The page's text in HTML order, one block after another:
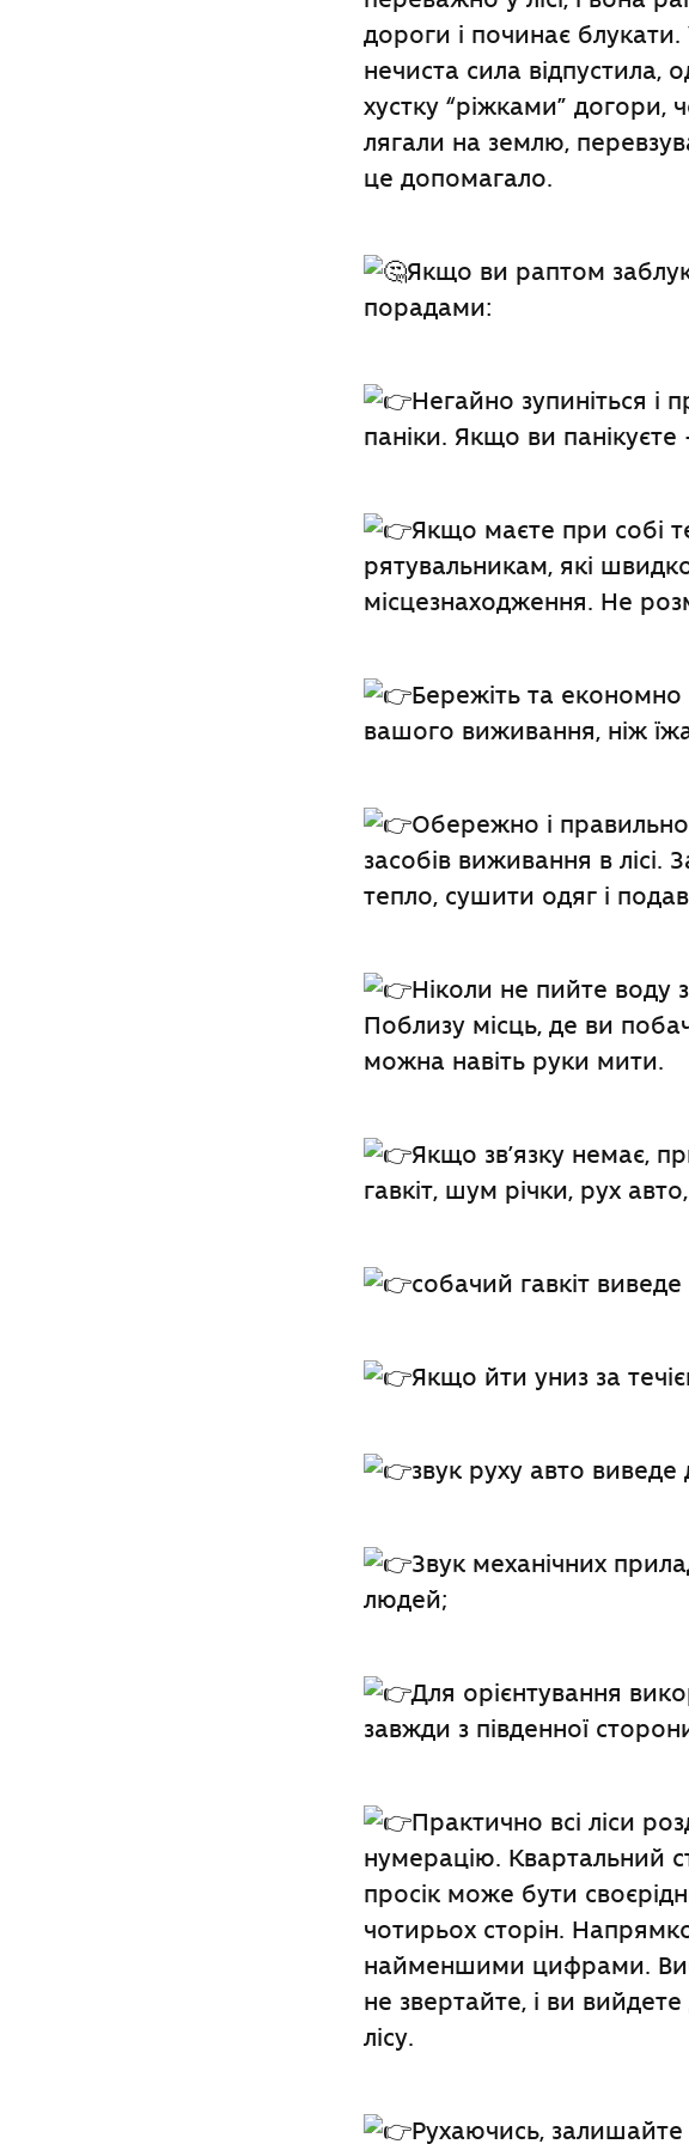
дороги і починає
нечиста сила відпустила,
хустку “ріжками” догори,
лягали на землю,
це допомагало.
Якщо ви раптом
порадами:
Негайно зупиніться і
паніки. Якщо ви
Якщо маєте при собі
рятувальникам, які
місцезнаходження. Не
Бережіть та
вашого виживання, ніж
Обережно і
засобів виживання в
тепло, сушити одяг і
Ніколи не пийте воду
Поблизу місць, де ви
можна навіть руки мити.
Якщо зв’язку немає,
гавкіт, шум річки, рух
собачий гавкіт
Якщо йти униз за
звук руху авто
Звук механічних
людей;
Для орієнтування
завжди з південної
Практично всі ліси
нумерацію. Квартальний
просік може бути
чотирьох сторін.
найменшими цифрами.
не звертайте, і ви
лісу.
Рухаючись, залишайте